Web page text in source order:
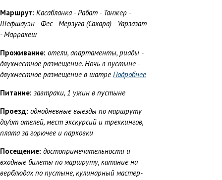
Маршрут: Касабланка - Рабат - Танжер -
Шефшауэн - Фес - Мерзуга (Сахара) - Уарзазат
- Марракеш
Проживание: отели, апартаменты, риады -
двухместное размещение. Ночь в пустыне -
двухместное размещение в шатре Подробнее
Питание: завтраки, 1 ужин в пустыне
Проезд: однодневные выезды по маршруту
до/от отелей, мест экскурсий и треккингов,
плата за горючее и парковки
Посещение: достопримечательности и
входные билеты по маршруту, катание на
верблюдах по пустыне, кулинарный мастер-